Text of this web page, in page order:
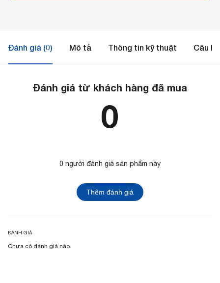
Đánh giá (0) Mô tả Thông tin kỹ thuật Câu
Đánh giá từ khách hàng đã mua
0
0 người đánh giá sản phẩm này
Thêm đánh giá
ĐÁNH GIÁ
Chưa có đánh giá nào.